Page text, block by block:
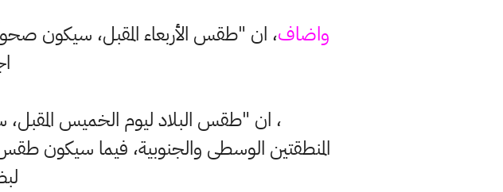
واضاف، ان "طقس الأربعاء المقبل، سيكون
، ان "طقس البلاد ليوم الخميس
المنطقتين الوسطى والجنوبية، فيما سيكون